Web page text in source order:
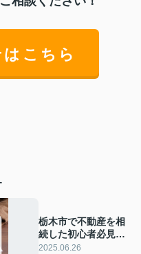
こちら
栃木市で不動産を相
続した初心者必見！
分かりやすく手続き
2025.06.26